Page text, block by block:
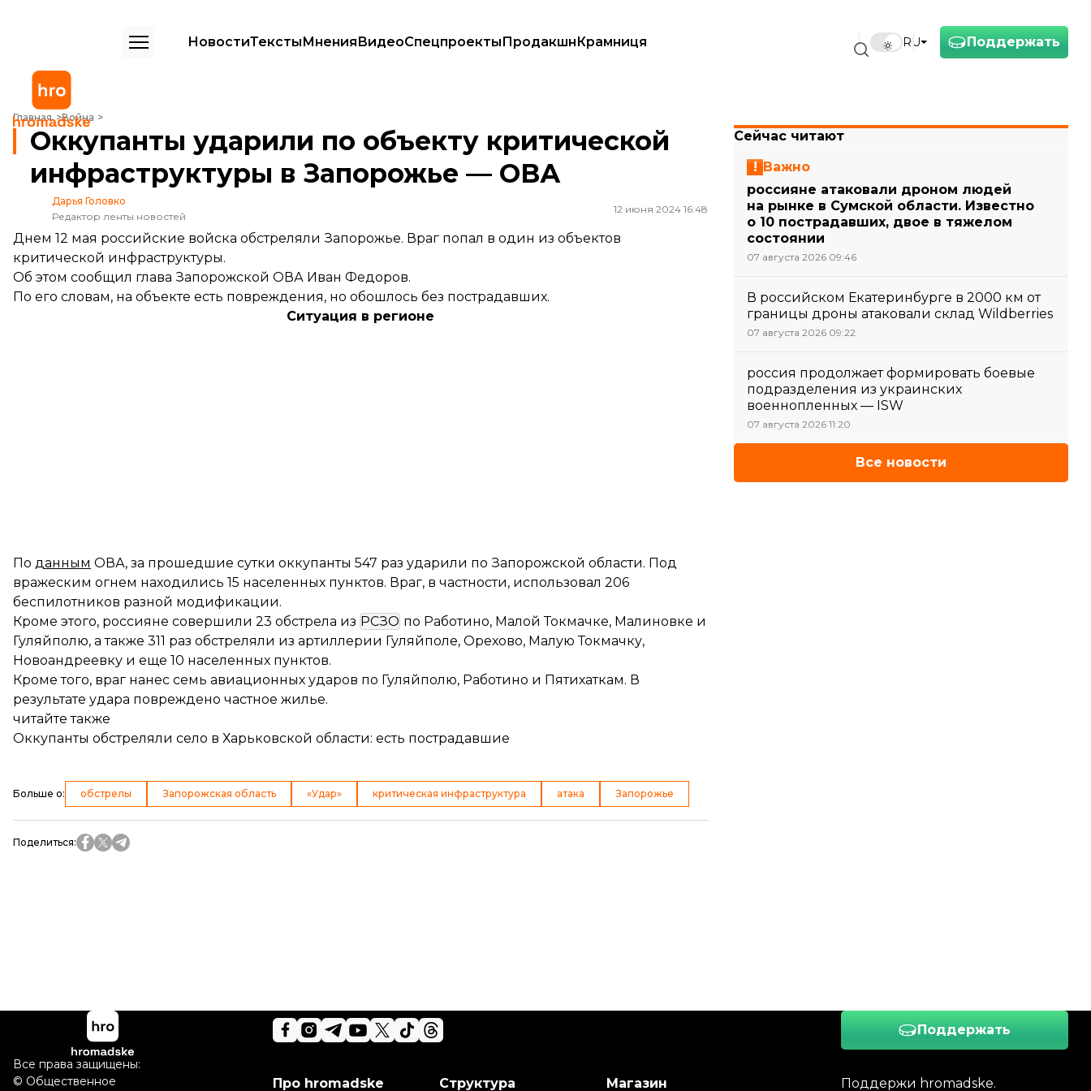
Поддержать
RU
НовостиТекстыМненияВидеоСпецпроектыПродакшнКрамниця
Главная Война
Оккупанты ударили по объекту критической инфраструктуры в Запорожье — ОВА
Оккупанты ударили по объекту критической
инфраструктуры в Запорожье — ОВА
Дарья Головко
Редактор ленты новостей
12 июня 2024 16:48
Днем 12 мая российские войска обстреляли Запорожье. Враг попал в один из объектов
критической инфраструктуры.
Об этом сообщил глава Запорожской ОВА Иван Федоров.
По его словам, на объекте есть повреждения, но обошлось без пострадавших.
Ситуация в регионе
По данным ОВА, за прошедшие сутки оккупанты 547 раз ударили по Запорожской области. Под
вражеским огнем находились 15 населенных пунктов. Враг, в частности, использовал 206
беспилотников разной модификации.
Кроме этого, россияне совершили 23 обстрела из РСЗО по Работино, Малой Токмачке, Малиновке и
Гуляйполю, а также 311 раз обстреляли из артиллерии Гуляйполе, Орехово, Малую Токмачку,
Новоандреевку и еще 10 населенных пунктов.
Кроме того, враг нанес семь авиационных ударов по Гуляйполю, Работино и Пятихаткам. В
результате удара повреждено частное жилье.
читайте также
Оккупанты обстреляли село в Харьковской области: есть пострадавшие
Больше о: обстрелы Запорожская область «Удар» критическая инфраструктура атака Запорожье
Поделиться:
Сейчас читают
Важно
россияне атаковали дроном людей
на рынке в Сумской области. Известно
о 10 пострадавших, двое в тяжелом
состоянии
07 августа 2026 09:46
В российском Екатеринбурге в 2000 км от
границы дроны атаковали склад Wildberries
07 августа 2026 09:22
россия продолжает формировать боевые
подразделения из украинских
военнопленных — ISW
07 августа 2026 11:20
Все новости
Поддержать
Поддержи hromadske.
Про hromadske Структура Магазин
Все права защищены:
© Общественное